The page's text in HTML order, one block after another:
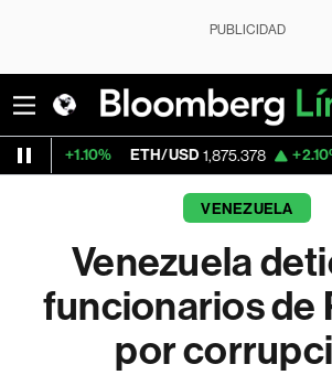
PUBLICIDAD
ETH/USD 1,875.378 +2.10% Visa
VENEZUELA
Venezuela
funcionarios de
por